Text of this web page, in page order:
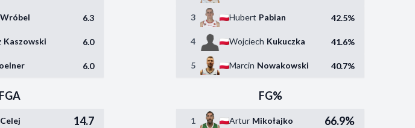
Wróbel 6.3
Kaszowski 6.0
6.0
3 Hubert Pabian 42.5%
4 Wojciech Kukuczka 41.6%
5 Marcin Nowakowski 40.7%
FGA
Celej 14.7
FG%
1 Artur Mikołajko 66.9%